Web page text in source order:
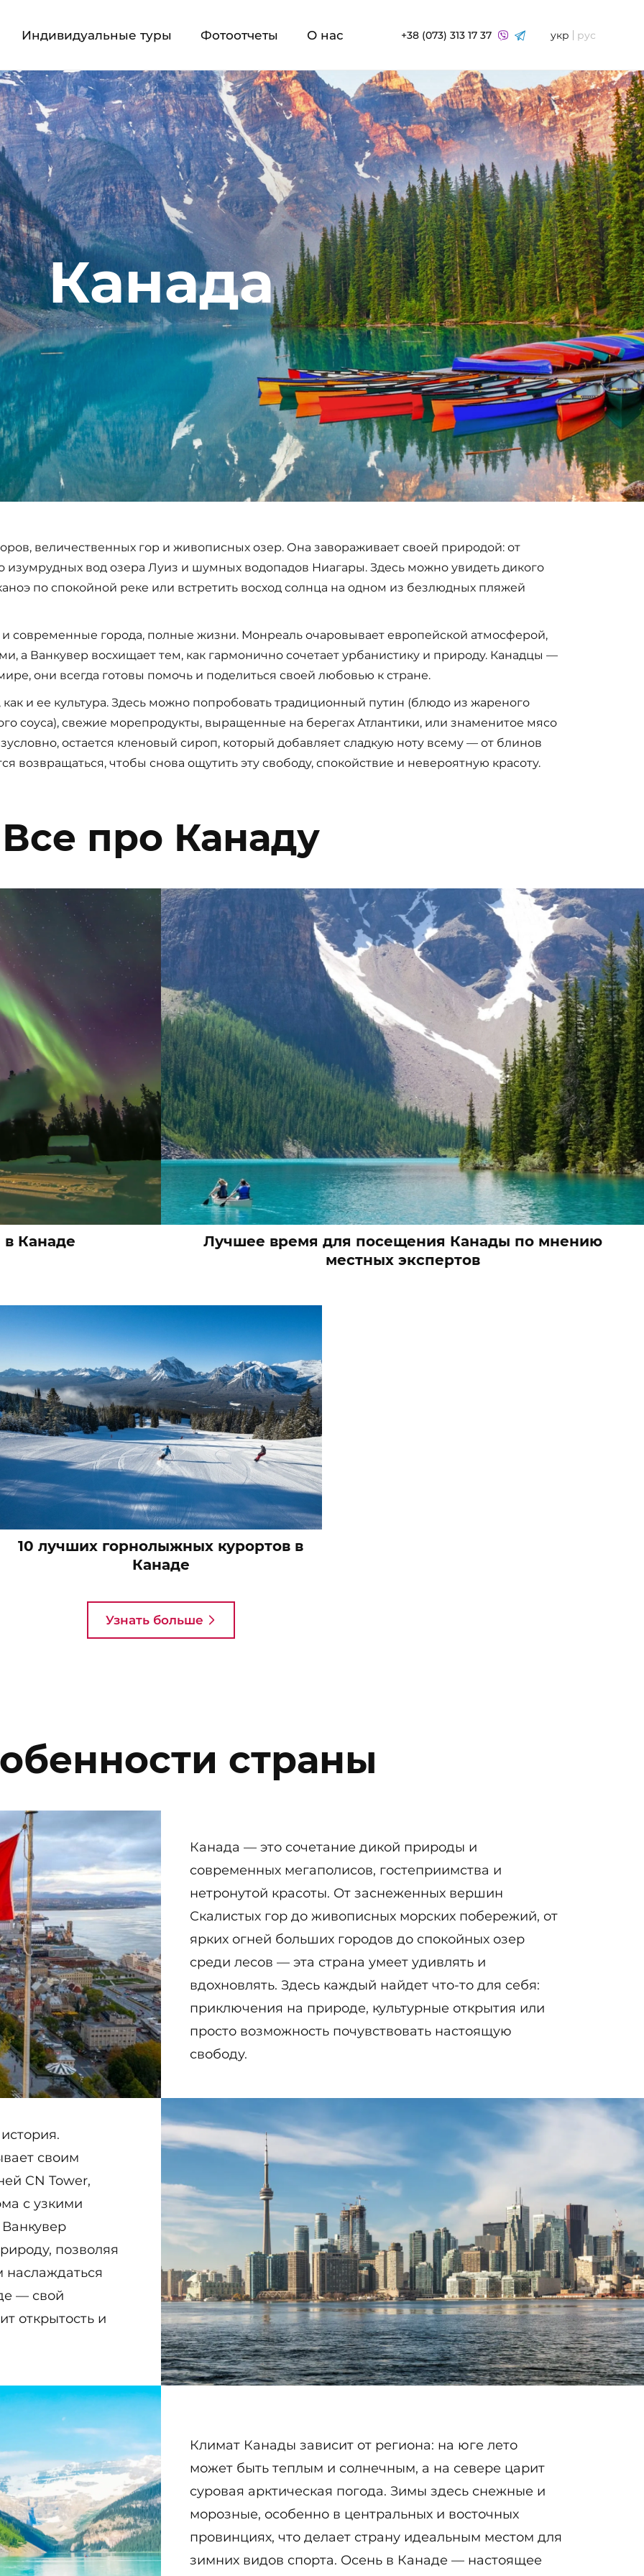
Индивидуальные туры Фотоотчеты О нас +38 (073) 313 17 37 укр рус
Канада
величественных гор и живописных озер. Она завораживает своей природой: от
вод озера Луиз и шумных водопадов Ниагары. Здесь можно увидеть дикого
по спокойной реке или встретить восход солнца на одном из безлюдных пляжей
современные города, полные жизни. Монреаль очаровывает европейской атмосферой,
а Ванкувер восхищает тем, как гармонично сочетает урбанистику и природу. Канадцы —
они всегда готовы помочь и поделиться своей любовью к стране.
и ее культура. Здесь можно попробовать традиционный путин (блюдо из жареного
соуса), свежие морепродукты, выращенные на берегах Атлантики, или знаменитое мясо
остается кленовый сироп, который добавляет сладкую ноту всему — от блинов
возвращаться, чтобы снова ощутить эту свободу, спокойствие и невероятную красоту.
Все про Канаду
в Канаде
Лучшее время для посещения Канады по мнению
местных экспертов
10 лучших горнолыжных курортов в
Канаде
Узнать больше
страны
Канада — это сочетание дикой природы и
современных мегаполисов, гостеприимства и
нетронутой красоты. От заснеженных вершин
Скалистых гор до живописных морских побережий, от
ярких огней больших городов до спокойных озер
среди лесов — эта страна умеет удивлять и
вдохновлять. Здесь каждый найдет что-то для себя:
приключения на природе, культурные открытия или
просто возможность почувствовать настоящую
свободу.
своим
CN Tower,
с узкими
позволяя
наслаждаться
— свой
открытость и
Климат Канады зависит от региона: на юге лето
может быть теплым и солнечным, а на севере царит
суровая арктическая погода. Зимы здесь снежные и
морозные, особенно в центральных и восточных
провинциях, что делает страну идеальным местом для
зимних видов спорта. Осень в Канаде — настоящее